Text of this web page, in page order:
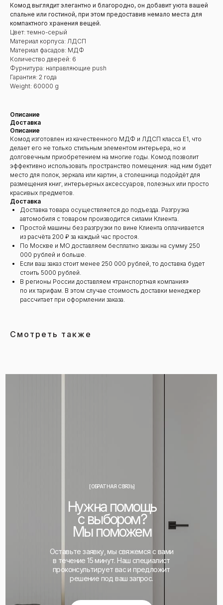
Комод выглядит элегантно и благородно, он добавит уюта вашей
спальне или гостиной, при этом предоставив немало места для
компактного хранения вещей.
Цвет: темно-серый
Материал корпуса: ЛДСП
Материал фасадов: МДФ
Количество дверей: 6
Фурнитура: направляющие push
Гарантия: 2 года
Weight: 60000 g
Описание
Доставка
Описание
Комод изготовлен из качественного МДФ и ЛДСП класса Е1, что
делает его не только стильным элементом интерьера, но и
долговечным приобретением на многие годы. Комод позволит
эффективно использовать пространство помещения: над ним будет
место для полок, зеркала или картин, а столешница подойдёт для
размещения книг, интерьерных аксессуаров, полезных или просто
красивых предметов.
Доставка
Доставка товара осуществляется до подъезда. Разгрузка
автомобиля с товаром производится силами Клиента.
Простой машины без разгрузки по вине Клиента оплачивается
из расчёта 200 ₽ за каждый час простоя.
По Москве и МО доставляем бесплатно заказы на сумму 250
000 рублей и больше.
Если ваш заказ стоит менее 250 000 рублей, то доставка будет
стоить 5000 рублей.
В регионы России доставляем «транспортная компания»
по их тарифам. В этом случае стоимость доставки менеджер
рассчитает при оформлении заказа.
Смотреть также
Оставьте заявку, мы свяжемся с вами
в течение 15 минут. Наш специалист
проконсультирует вас и предложит
решение под ваш запрос.
Нужна помощь
с выбором?
Мы поможем
[ОБРАТНАЯ СВЯЗЬ]